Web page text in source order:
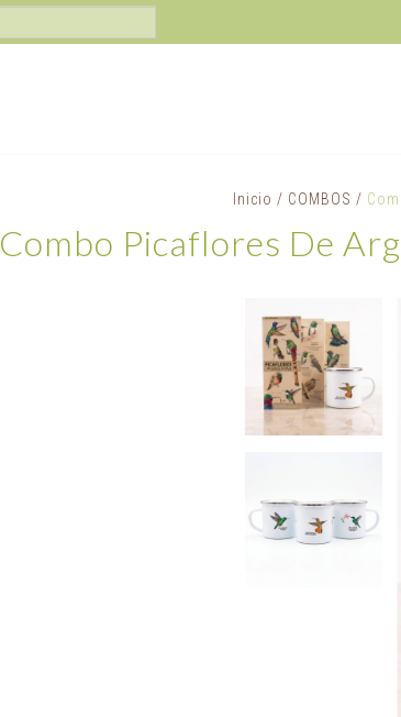
Inicio / COMBOS /
Combo Picaflores De